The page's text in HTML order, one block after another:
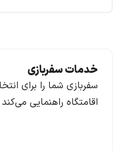
خدمات سفربازی
سفربازی شما را برای
اقامتگاه راهنمایی می‌کند